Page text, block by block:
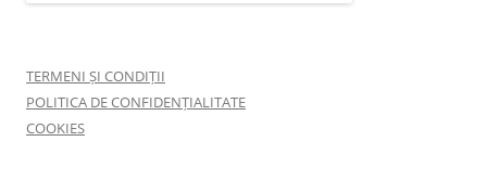
TERMENI ȘI CONDIȚII
POLITICA DE CONFIDENȚIALITATE
COOKIES